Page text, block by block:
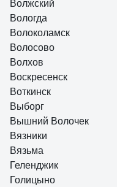
Волжский
Вологда
Волоколамск
Волосово
Волхов
Воскресенск
Воткинск
Выборг
Вышний Волочек
Вязники
Вязьма
Геленджик
Голицыно